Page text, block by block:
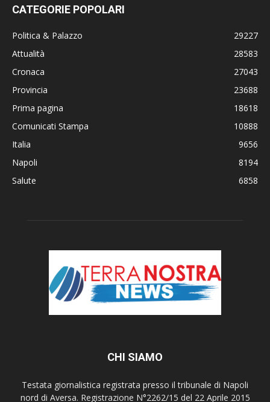
CATEGORIE POPOLARI
Politica & Palazzo
29227
Attualità
28583
Cronaca
27043
Provincia
23688
Prima pagina
18618
Comunicati Stampa
10888
Italia
9656
Napoli
8194
Salute
6858
CHI SIAMO
Testata giornalistica registrata presso il tribunale di Napoli
nord di Aversa. Registrazione N°2262/15 del 22 Aprile 2015